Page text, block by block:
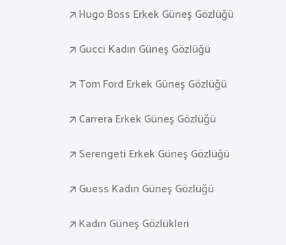
Hugo Boss Erkek Güneş Gözlüğü
Gucci Kadın Güneş Gözlüğü
Tom Ford Erkek Güneş Gözlüğü
Carrera Erkek Güneş Gözlüğü
Serengeti Erkek Güneş Gözlüğü
Guess Kadın Güneş Gözlüğü
Kadın Güneş Gözlükleri